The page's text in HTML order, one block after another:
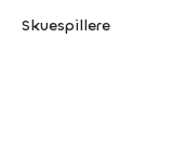
Skuespillere